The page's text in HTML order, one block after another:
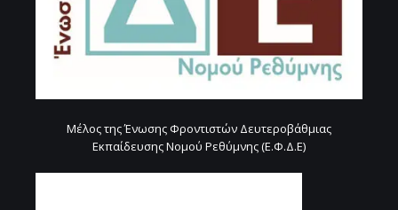
Μέλος της Ένωσης Φροντιστών Δευτεροβάθμιας
Εκπαίδευσης Νομού Ρεθύμνης (Ε.Φ.Δ.Ε)